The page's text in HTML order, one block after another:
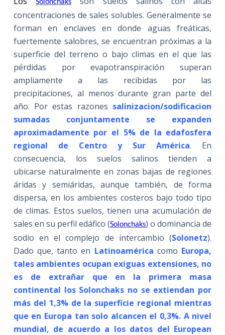
Solonchaks
concentraciones de sales solubles. Generalmente se
forman en enclaves en donde aguas freáticas,
fuertemente salobres, se encuentran próximas a la
superficie del terreno o bajo climas en el que las
pérdidas por evapotranspiración superan
ampliamente a las recibidas por las
precipitaciones, al menos durante gran parte del
año. Por estas razones salinizacion/sodificacion
sumadas conjuntamente se expanden
aproximadamente por el 5% de la edafosfera
regional de Centro y Sur América. En
consecuencia, los suelos salinos tienden a
ubicarse naturalmente en zonas bajas de regiones
áridas y semiáridas, aunque también, de forma
dispersa, en los ambientes costeros bajo todo tipo
de climas. Estos suelos, tienen una acumulación de
sales en su perfil edáfico (Solonchaks) o dominancia de
sodio en el complejo de intercambio (Solonetz).
Dado que, tanto en Latinoamérica como Europa,
tales ambientes ocupan exiguas extensiones, no
es de extrañar que en la primera masa
continental los Solonchaks no se extiendan por
más del 1,3% de la superficie regional mientras
que en Europa tan solo alcancen el 0,3%. A nivel
mundial, de acuerdo a los datos del European